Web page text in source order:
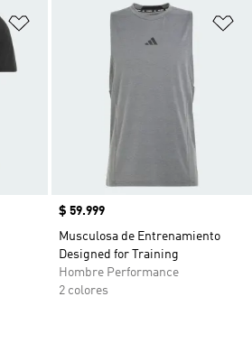
Añadir a la lista de deseos
Precio
$ 59.999
Musculosa de Entrenamiento
Designed for Training
Hombre Performance
2 colores